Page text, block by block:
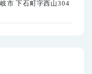
市 下石町字西山304